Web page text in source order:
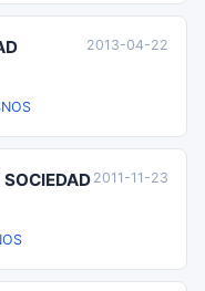
2013-04-22
2011-11-23